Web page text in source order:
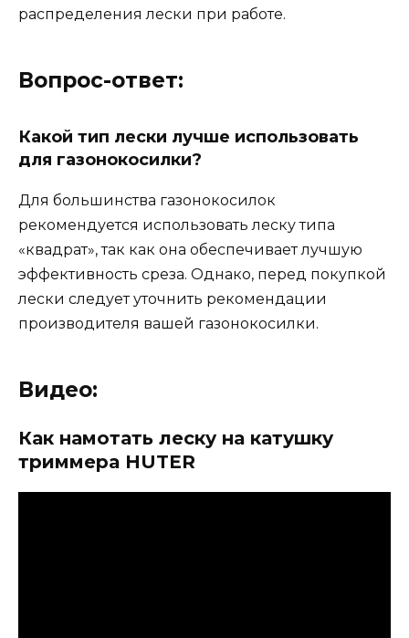
распределения лески при работе.
Вопрос-ответ:
Какой тип лески лучше использовать
для газонокосилки?
Для большинства газонокосилок
рекомендуется использовать леску типа
«квадрат», так как она обеспечивает лучшую
эффективность среза. Однако, перед покупкой
лески следует уточнить рекомендации
производителя вашей газонокосилки.
Видео:
Как намотать леску на катушку
триммера HUTER